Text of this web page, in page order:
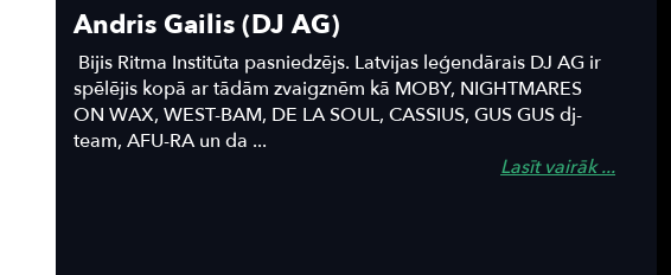
Andris Gailis (DJ AG)
Bijis Ritma Institūta pasniedzējs. Latvijas leģendārais DJ AG ir
spēlējis kopā ar tādām zvaigznēm kā MOBY, NIGHTMARES
ON WAX, WEST-BAM, DE LA SOUL, CASSIUS, GUS GUS dj-
team, AFU-RA un da ...
Lasīt vairāk ...